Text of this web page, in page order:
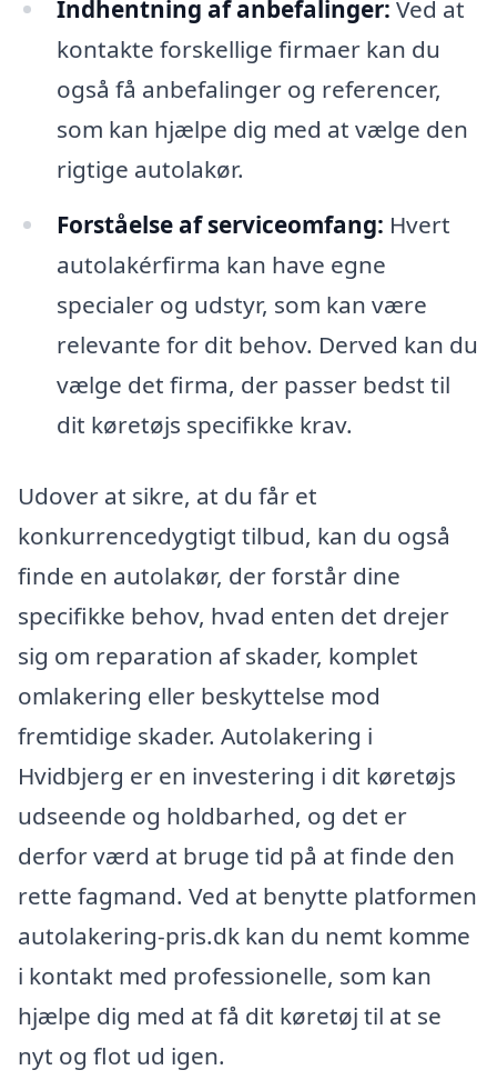
Indhentning af anbefalinger: Ved at
kontakte forskellige firmaer kan du
også få anbefalinger og referencer,
som kan hjælpe dig med at vælge den
rigtige autolakør.
Forståelse af serviceomfang: Hvert
autolakérfirma kan have egne
specialer og udstyr, som kan være
relevante for dit behov. Derved kan du
vælge det firma, der passer bedst til
dit køretøjs specifikke krav.
Udover at sikre, at du får et
konkurrencedygtigt tilbud, kan du også
finde en autolakør, der forstår dine
specifikke behov, hvad enten det drejer
sig om reparation af skader, komplet
omlakering eller beskyttelse mod
fremtidige skader. Autolakering i
Hvidbjerg er en investering i dit køretøjs
udseende og holdbarhed, og det er
derfor værd at bruge tid på at finde den
rette fagmand. Ved at benytte platformen
autolakering-pris.dk kan du nemt komme
i kontakt med professionelle, som kan
hjælpe dig med at få dit køretøj til at se
nyt og flot ud igen.